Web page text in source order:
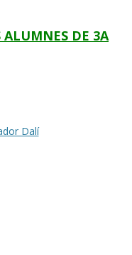
ALUMNES DE 3A
Dalí